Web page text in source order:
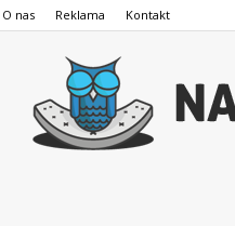
O nas Reklama Kontakt